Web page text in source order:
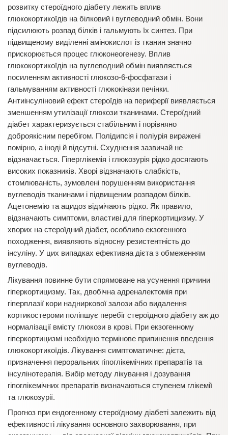
розвитку стероїдного діабету лежить вплив
глюкокортикоїдів на білковий і вуглеводний обмін. Вони
підсилюють розпад білків і гальмують їх синтез. При
підвищеному виділенні амінокислот із тканин значно
прискорюється процес глюконеогенезу. Вплив
глюкокортикоїдів на вуглеводний обмін виявляється
посиленням активності глюкозо-6-фосфатази і
гальмуванням активності глюкокінази печінки.
Антиінсуліновий ефект стероїдів на периферії виявляється
зменшенням утилізації глюкози тканинами. Стероїдний
діабет характеризується стабільним і порівняно
доброякісним перебігом. Полідипсія і поліурія виражені
помірно, а іноді й відсутні. Схуднення зазвичай не
відзначається. Гіперглікемія і глюкозурія рідко досягають
високих показників. Хворі відзначають слабкість,
стомлюваність, зумовлені порушенням використання
вуглеводів тканинами і підвищеним розпадом білків.
Ацетонемію та ацидоз відмічають рідко. Як правило,
відзначають симптоми, властиві для гіперкортицизму. У
хворих на стероїдний діабет, особливо екзогенного
походження, виявляють відносну резистентність до
інсуліну. У цих випадках ефективна дієта з обмеженням
вуглеводів.
Лікування повинне бути спрямоване на усунення причини
гіперкортицизму. Так, двобічна адреналектомія при
гіперплазії кори надниркової залози або видалення
кортикостероми поліпшує перебіг стероїдного діабету аж до
нормалізації вмісту глюкози в крові. При екзогенному
гіперкортицизмі необхідно термінове припинення введення
глюкокортикоїдів. Лікування симптоматичне: дієта,
призначення пероральних гіпоглікемічних препаратів та
інсулінотерапія. Вибір методу лікування і дозування
гіпоглікемічних препаратів визначаються ступенем глікемії
та глюкозурії.
Прогноз при ендогенному стероїдному діабеті залежить від
ефективності лікування основного захворювання, при